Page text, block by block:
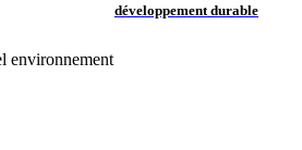
développement durable